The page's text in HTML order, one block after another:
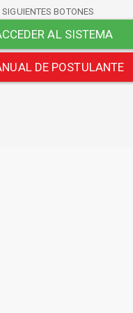
BOTONES
AL SISTEMA
DE POSTULANTE